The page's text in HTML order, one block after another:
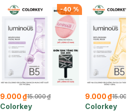
-40%
9.000 ₫15.000 ₫
Colorkey
9.000 ₫
Colorkey